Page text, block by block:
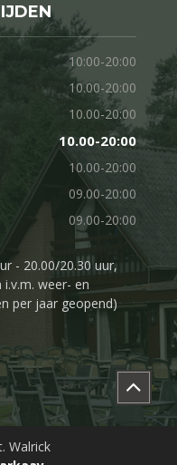
10:00-20:00
10.00-20:00
10.00-20:00
10.00-20:00
10.00-20:00
09.00-20:00
09.00-20:00
- 20.00/20.30 uur,
weer- en
per jaar geopend)
Walrick